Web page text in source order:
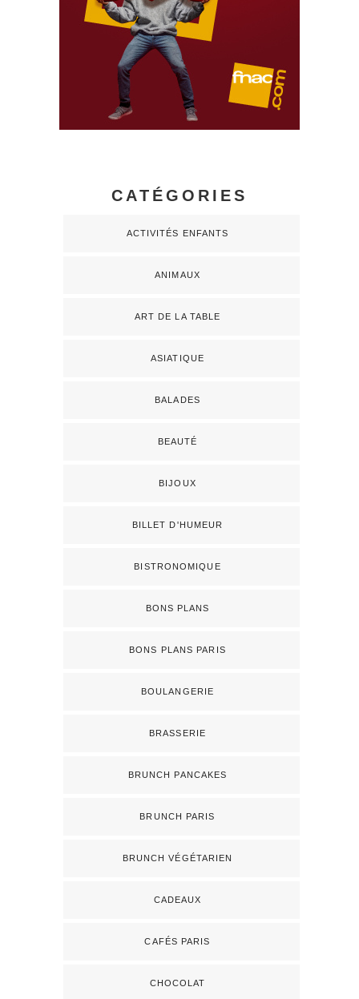
CATÉGORIES
ACTIVITÉS ENFANTS
ANIMAUX
ART DE LA TABLE
ASIATIQUE
BALADES
BEAUTÉ
BIJOUX
BILLET D'HUMEUR
BISTRONOMIQUE
BONS PLANS
BONS PLANS PARIS
BOULANGERIE
BRASSERIE
BRUNCH PANCAKES
BRUNCH PARIS
BRUNCH VÉGÉTARIEN
CADEAUX
CAFÉS PARIS
CHOCOLAT